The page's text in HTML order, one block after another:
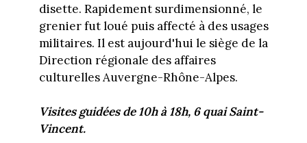
disette. Rapidement surdimensionné, le
grenier fut loué puis affecté à des usages
militaires. Il est aujourd'hui le siège de la
Direction régionale des affaires
culturelles Auvergne-Rhône-Alpes.
Visites guidées de 10h à 18h, 6 quai Saint-
Vincent.